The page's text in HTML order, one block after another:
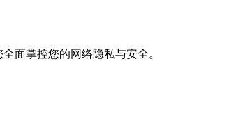
面掌控您的网络隐私与安全。